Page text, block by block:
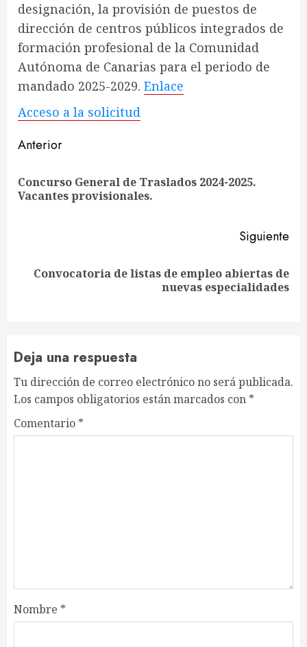
designación, la provisión de puestos de
dirección de centros públicos integrados de
formación profesional de la Comunidad
Autónoma de Canarias para el periodo de
mandado 2025-2029. Enlace
Acceso a la solicitud
Sigue
leyendo
Anterior
Concurso General de Traslados 2024-2025.
Vacantes provisionales.
Siguiente
Siguiente
Convocatoria de listas de empleo abiertas de
nuevas especialidades
Deja una respuesta
Tu dirección de correo electrónico no será publicada.
Los campos obligatorios están marcados con *
Comentario *
Nombre *